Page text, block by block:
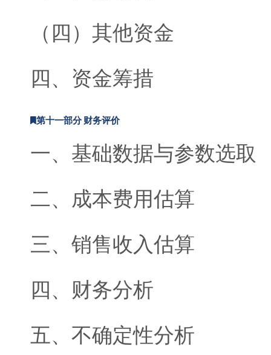
（四）其他资金
四、资金筹措
第十一部分 财务评价
一、基础数据与参数选取
二、成本费用估算
三、销售收入估算
四、财务分析
五、不确定性分析